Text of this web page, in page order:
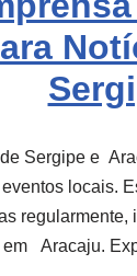
Sergipe e
locais.
em Aracaju.